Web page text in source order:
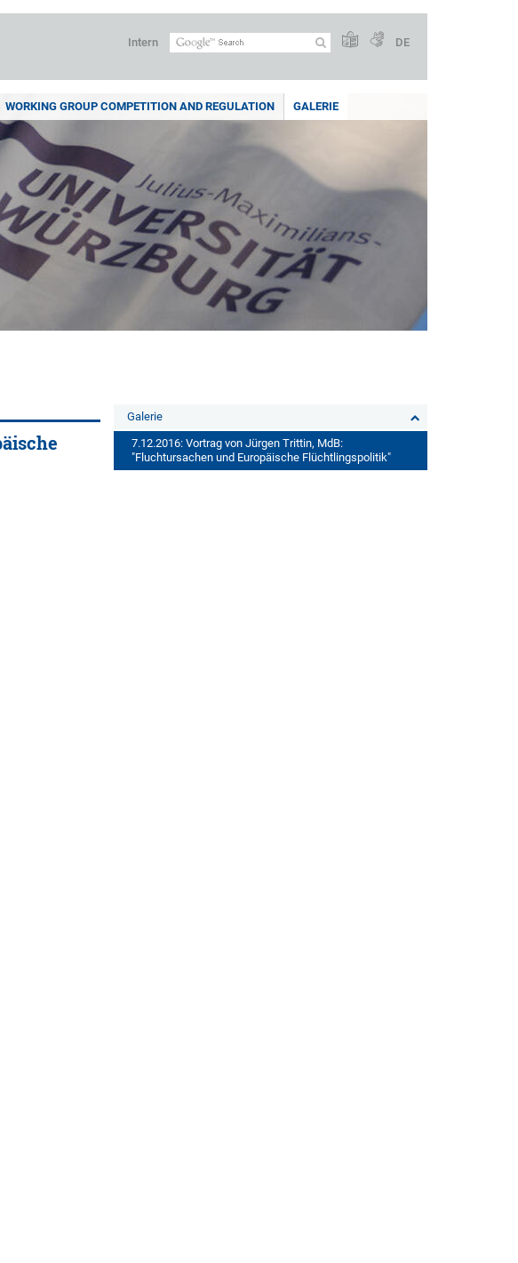
Intern DE
WORKING GROUP COMPETITION AND REGULATION GALERIE
Galerie
7.12.2016: Vortrag von Jürgen Trittin, MdB:
"Fluchtursachen und Europäische Flüchtlingspolitik"